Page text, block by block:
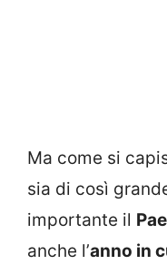
Ma come si
sia di così
importante il
anche l’anno in